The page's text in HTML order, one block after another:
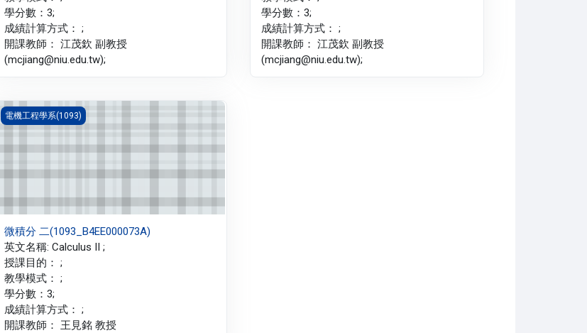
學分數：3;
成績計算方式： ;
開課教師： 江茂欽 副教授
(mcjiang@niu.edu.tw);
學分數：3;
成績計算方式： ;
開課教師： 江茂欽 副教授
(mcjiang@niu.edu.tw);
微積分 二(1093_B4EE000073A)
電機工程學系(1093)
微積分 二(1093_B4EE000073A)
英文名稱: Calculus II ;
授課目的： ;
教學模式： ;
學分數：3;
成績計算方式： ;
開課教師： 王見銘 教授